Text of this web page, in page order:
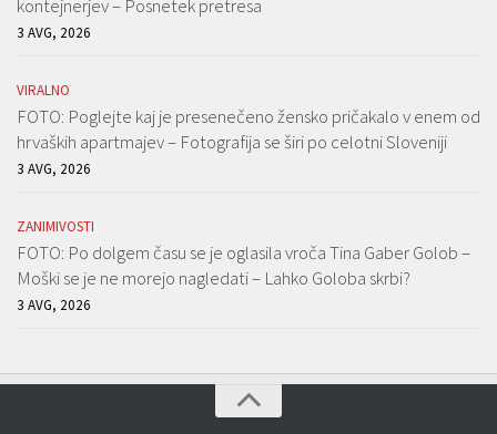
kontejnerjev – Posnetek pretresa
3 AVG, 2026
VIRALNO
FOTO: Poglejte kaj je presenečeno žensko pričakalo v enem od
hrvaških apartmajev – Fotografija se širi po celotni Sloveniji
3 AVG, 2026
ZANIMIVOSTI
FOTO: Po dolgem času se je oglasila vroča Tina Gaber Golob –
Moški se je ne morejo nagledati – Lahko Goloba skrbi?
3 AVG, 2026